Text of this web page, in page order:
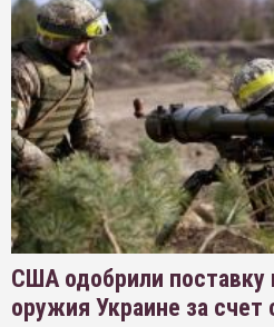
США одобрили поставку
оружия Украине за счет